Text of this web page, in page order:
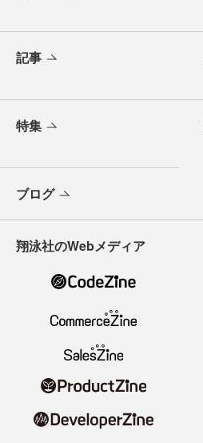
記事
特集
ブログ
翔泳社のWebメディア